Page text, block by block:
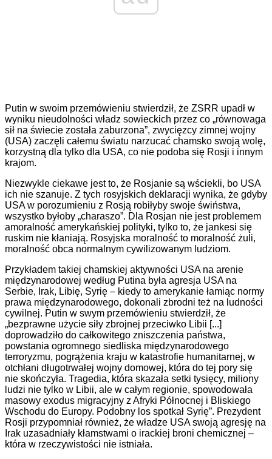
Putin w swoim przemówieniu stwierdził, że ZSRR upadł w
wyniku nieudolności władz sowieckich przez co „równowaga
sił na świecie została zaburzona”, zwycięzcy zimnej wojny
(USA) zaczęli całemu światu narzucać chamsko swoją wolę,
korzystną dla tylko dla USA, co nie podoba się Rosji i innym
krajom.
Niezwykle ciekawe jest to, że Rosjanie są wściekli, bo USA
ich nie szanuje. Z tych rosyjskich deklaracji wynika, że gdyby
USA w porozumieniu z Rosją robiłyby swoje świństwa,
wszystko byłoby „charaszo”. Dla Rosjan nie jest problemem
amoralność amerykańskiej polityki, tylko to, że jankesi się
ruskim nie kłaniają. Rosyjska moralność to moralność żuli,
moralność obca normalnym cywilizowanym ludziom.
Przykładem takiej chamskiej aktywności USA na arenie
międzynarodowej według Putina była agresja USA na
Serbie, Irak, Libię, Syrię – kiedy to amerykanie łamiąc normy
prawa międzynarodowego, dokonali zbrodni też na ludności
cywilnej. Putin w swym przemówieniu stwierdził, że
„bezprawne użycie siły zbrojnej przeciwko Libii [...]
doprowadziło do całkowitego zniszczenia państwa,
powstania ogromnego siedliska międzynarodowego
terroryzmu, pogrążenia kraju w katastrofie humanitarnej, w
otchłani długotrwałej wojny domowej, która do tej pory się
nie skończyła. Tragedia, która skazała setki tysięcy, miliony
ludzi nie tylko w Libii, ale w całym regionie, spowodowała
masowy exodus migracyjny z Afryki Północnej i Bliskiego
Wschodu do Europy. Podobny los spotkał Syrię”. Prezydent
Rosji przypomniał również, że władze USA swoją agresję na
Irak uzasadniały kłamstwami o irackiej broni chemicznej –
która w rzeczywistości nie istniała.